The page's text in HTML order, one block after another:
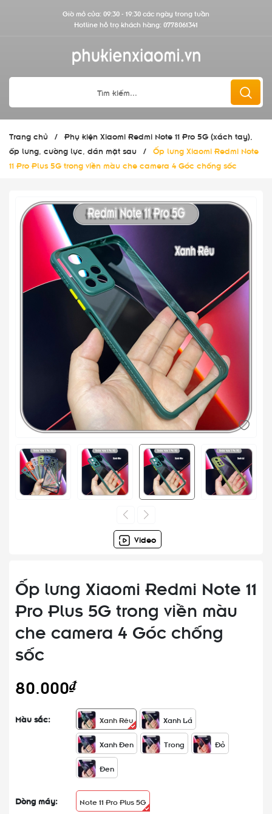
Giờ mở cửa: 09:30 - 19:30 các ngày trong tuần
Hotline hỗ trợ khách hàng: 0778061341
Trang chủ / Phụ kiện Xiaomi Redmi Note 11 Pro 5G (xách tay),
ốp lưng, cường lực, dán mặt sau
/ Ốp lưng Xiaomi Redmi Note
11 Pro Plus 5G trong viền màu che camera 4 Góc chống sốc
Video
Ốp lưng Xiaomi Redmi Note 11
Pro Plus 5G trong viền màu
che camera 4 Góc chống
sốc
80.000₫
Màu sắc: Xanh Rêu Xanh Lá
Xanh Đen Trong Đỏ
Đen
Dòng máy: Note 11 Pro Plus 5G